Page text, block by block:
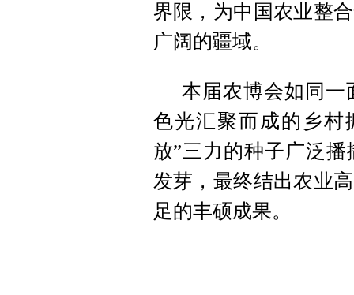
界限，为中国农业整
广阔的疆域。
本届农博会如同一
色光汇聚而成的乡村
放”三力的种子广泛
发芽，最终结出农业
足的丰硕成果。